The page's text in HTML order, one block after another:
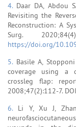
4. Daar DA, Abdou
Revisiting the
Reconstruction: A
Surg.
https://doi.org/
5. Basile A,
coverage using a
crossleg flap:
2008;47(2):112-7.
6. Li Y, Xu J,